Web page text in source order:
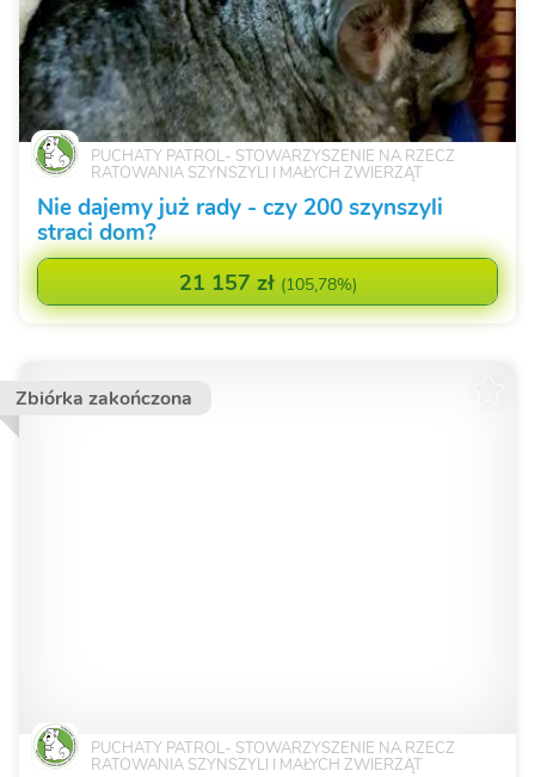
PUCHATY PATROL- STOWARZYSZENIE NA RZECZ
RATOWANIA SZYNSZYLI I MAŁYCH ZWIERZĄT
Nie dajemy już rady - czy 200 szynszyli
straci dom?
21 157 zł (105,78%)
Zbiórka zakończona
PUCHATY PATROL- STOWARZYSZENIE NA RZECZ
RATOWANIA SZYNSZYLI I MAŁYCH ZWIERZĄT